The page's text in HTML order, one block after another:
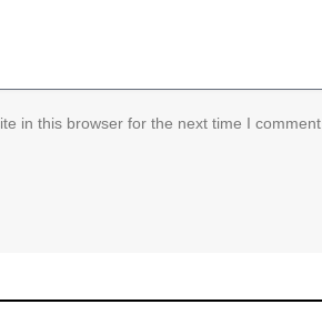
in this browser for the next time I comment.